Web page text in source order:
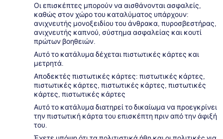
Οι επισκέπτες μπορούν να αισθάνονται ασφαλείς,
καθώς στον χώρο του καταλύματος υπάρχουν:
ανιχνευτής μονοξειδίου του άνθρακα, πυροσβεστήρας,
ανιχνευτής καπνού, σύστημα ασφαλείας και κουτί
πρώτων βοηθειών.
Αυτό το κατάλυμα δέχεται πιστωτικές κάρτες και
μετρητά.
Αποδεκτές πιστωτικές κάρτες: πιστωτικές κάρτες,
πιστωτικές κάρτες, πιστωτικές κάρτες, πιστωτικές
κάρτες, πιστωτικές κάρτες
Αυτό το κατάλυμα διατηρεί το δικαίωμα να προεγκρίνει
την πιστωτική κάρτα του επισκέπτη πριν από την άφιξή
του.